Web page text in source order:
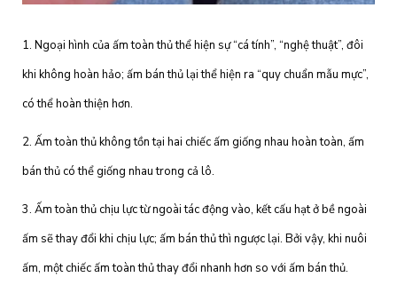
1. Ngoại hình của ấm toàn thủ thể hiện sự “cá tính”, “nghệ thuật”, đôi
khi không hoàn hảo; ấm bán thủ lại thể hiện ra “quy chuẩn mẫu mực”,
có thể hoàn thiện hơn.
2. Ấm toàn thủ không tồn tại hai chiếc ấm giống nhau hoàn toàn, ấm
bán thủ có thể giống nhau trong cả lô.
3. Ấm toàn thủ chịu lực từ ngoài tác động vào, kết cấu hạt ở bề ngoài
ấm sẽ thay đổi khi chịu lực; ấm bán thủ thì ngược lại. Bởi vậy, khi nuôi
ấm, một chiếc ấm toàn thủ thay đổi nhanh hơn so với ấm bán thủ.